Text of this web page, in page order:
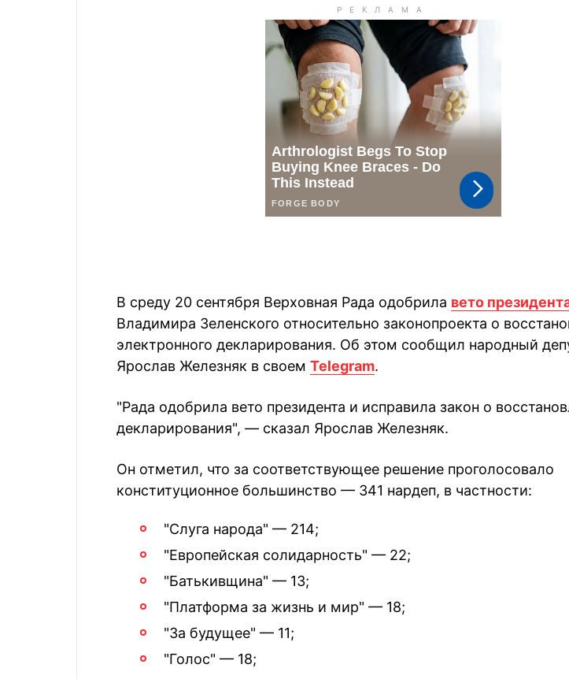
В среду 20 сентября Верховная Рада одобрила вето
Владимира Зеленского относительно законопроекта о
электронного декларирования. Об этом сообщил народный
Ярослав Железняк в своем Telegram.
"Рада одобрила вето президента и исправила закон о
декларирования", — сказал Ярослав Железняк.
Он отметил, что за соответствующее решение проголосовало
конституционное большинство — 341 нардеп, в частности:
"Слуга народа" — 214;
"Европейская солидарность" — 22;
"Батькивщина" — 13;
"Платформа за жизнь и мир" — 18;
"За будущее" — 11;
"Голос" — 18;